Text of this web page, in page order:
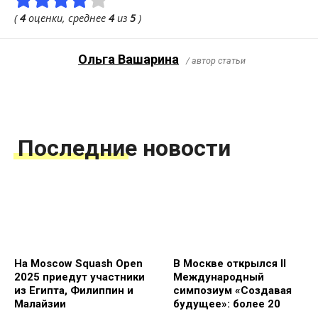
(4оценки, среднее 4из 5)
Ольга Вашарина / автор статьи
Последние новости
На Moscow Squash Open
2025 приедут участники
из Египта, Филиппин и
Малайзии
В Москве открылся II
Международный
симпозиум «Создавая
будущее»: более 20